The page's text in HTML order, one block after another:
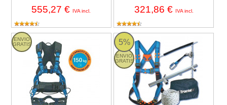
555,27 € IVA incl. 321,86 € IVA incl.
ENVIO
GRATIS
Arnés para trabajos de posicionamiento en postes Tractel HT
5%
ENVIO
GRATIS
Equipo barra de anclaje para